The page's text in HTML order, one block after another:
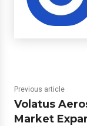
Previous article
Volatus
Market